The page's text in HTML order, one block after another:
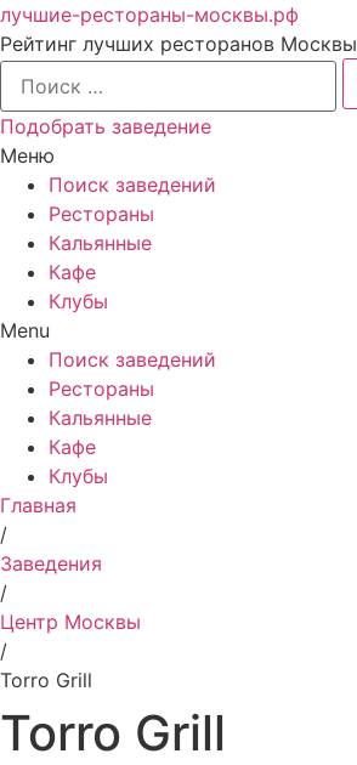
лучшие-рестораны-москвы.рф
Рейтинг лучших ресторанов Москвы
Подобрать заведение
Меню
Поиск заведений
Рестораны
Кальянные
Кафе
Клубы
Menu
Поиск заведений
Рестораны
Кальянные
Кафе
Клубы
Главная
/
Заведения
/
Центр Москвы
/
Torro Grill
Torro Grill